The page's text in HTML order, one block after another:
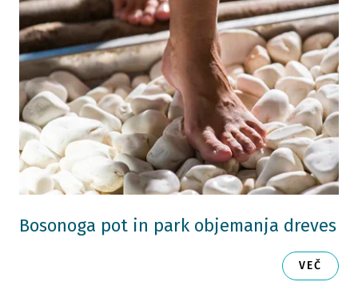
Bosonoga pot in park objemanja dreves
VEČ